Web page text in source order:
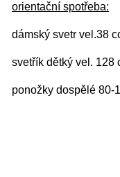
orientační spotřeba:
dámský svetr vel.38
svetřík dětký vel. 128
ponožky dospělé 80-